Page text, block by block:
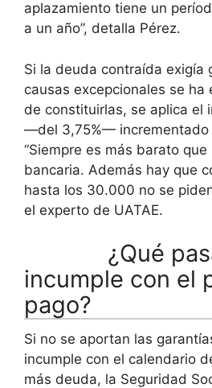
aplazamiento tiene un
a un año”, detalla Pérez.
Si la deuda contraída exigía
causas excepcionales se ha
de constituirlas, se aplica el
—del 3,75%— incrementado
“Siempre es más barato
bancaria. Además hay que
hasta los 30.000 no se
el experto de UATAE.
¿Qué pasa
incumple con el
pago?
Si no se aportan las
incumple con el calendario
más deuda, la Seguridad